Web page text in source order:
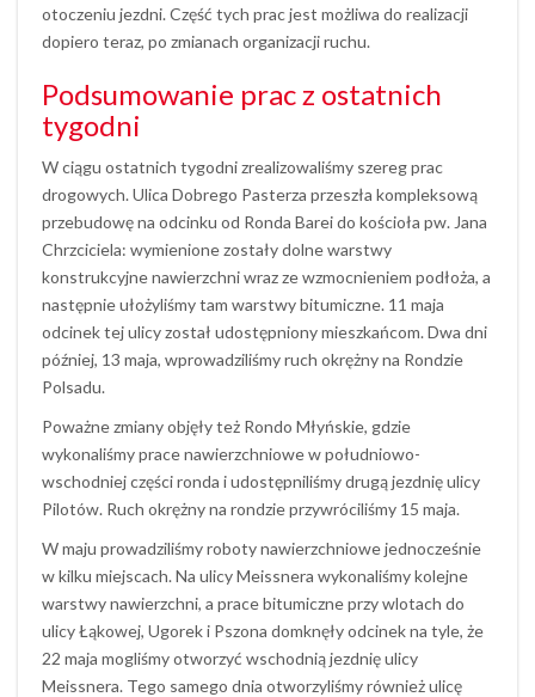
otoczeniu jezdni. Część tych prac jest możliwa do realizacji
dopiero teraz, po zmianach organizacji ruchu.
Podsumowanie prac z ostatnich
tygodni
W ciągu ostatnich tygodni zrealizowaliśmy szereg prac
drogowych. Ulica Dobrego Pasterza przeszła kompleksową
przebudowę na odcinku od Ronda Barei do kościoła pw. Jana
Chrzciciela: wymienione zostały dolne warstwy
konstrukcyjne nawierzchni wraz ze wzmocnieniem podłoża, a
następnie ułożyliśmy tam warstwy bitumiczne. 11 maja
odcinek tej ulicy został udostępniony mieszkańcom. Dwa dni
później, 13 maja, wprowadziliśmy ruch okrężny na Rondzie
Polsadu.
Poważne zmiany objęły też Rondo Młyńskie, gdzie
wykonaliśmy prace nawierzchniowe w południowo-
wschodniej części ronda i udostępniliśmy drugą jezdnię ulicy
Pilotów. Ruch okrężny na rondzie przywróciliśmy 15 maja.
W maju prowadziliśmy roboty nawierzchniowe jednocześnie
w kilku miejscach. Na ulicy Meissnera wykonaliśmy kolejne
warstwy nawierzchni, a prace bitumiczne przy wlotach do
ulicy Łąkowej, Ugorek i Pszona domknęły odcinek na tyle, że
22 maja mogliśmy otworzyć wschodnią jezdnię ulicy
Meissnera. Tego samego dnia otworzyliśmy również ulicę